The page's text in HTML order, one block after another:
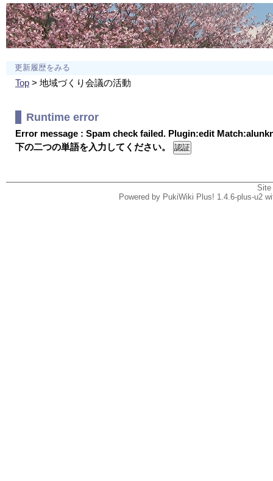
更新履歴をみる
Top> 地域づくり会議の活動
Runtime error
Error message : Spam check failed. Plugin:edit
下の二つの単語を入力してください。
Powered by PukiWiki Plus! 1.4.6-plus-u2